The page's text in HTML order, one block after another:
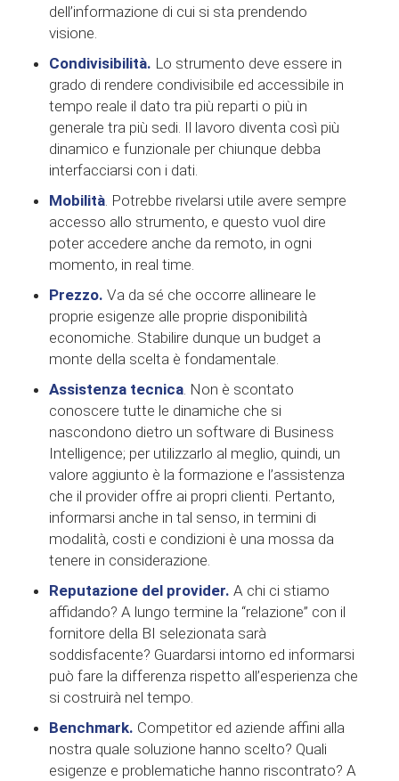
dell’informazione di cui si sta prendendo
visione.
Condivisibilità. Lo strumento deve essere in
grado di rendere condivisibile ed accessibile in
tempo reale il dato tra più reparti o più in
generale tra più sedi. Il lavoro diventa così più
dinamico e funzionale per chiunque debba
interfacciarsi con i dati.
Mobilità. Potrebbe rivelarsi utile avere sempre
accesso allo strumento, e questo vuol dire
poter accedere anche da remoto, in ogni
momento, in real time.
Prezzo. Va da sé che occorre allineare le
proprie esigenze alle proprie disponibilità
economiche. Stabilire dunque un budget a
monte della scelta è fondamentale.
Assistenza tecnica. Non è scontato
conoscere tutte le dinamiche che si
nascondono dietro un software di Business
Intelligence; per utilizzarlo al meglio, quindi, un
valore aggiunto è la formazione e l’assistenza
che il provider offre ai propri clienti. Pertanto,
informarsi anche in tal senso, in termini di
modalità, costi e condizioni è una mossa da
tenere in considerazione.
Reputazione del provider. A chi ci stiamo
affidando? A lungo termine la “relazione” con il
fornitore della BI selezionata sarà
soddisfacente? Guardarsi intorno ed informarsi
può fare la differenza rispetto all’esperienza che
si costruirà nel tempo.
Benchmark. Competitor ed aziende affini alla
nostra quale soluzione hanno scelto? Quali
esigenze e problematiche hanno riscontrato? A